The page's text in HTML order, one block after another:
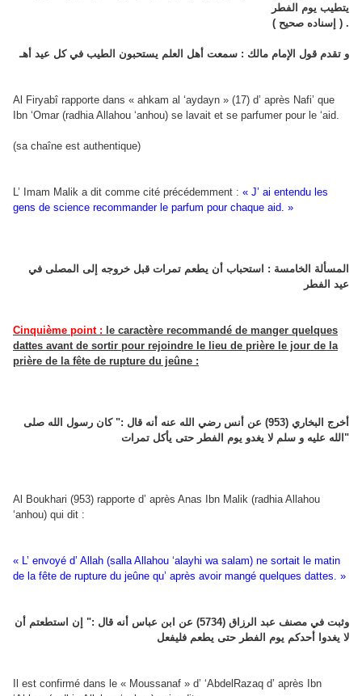
يتطيب يوم الفطر
( إسناده صحيح ) .
و تقدم قول الإمام مالك : سمعت أهل العلم يستحبون الطيب في كل عيد أهـ
Al Firyabî rapporte dans « ahkam al ‘aydayn » (17) d’ après Nafi’ que
Ibn ‘Omar (radhia Allahou ‘anhou) se lavait et se parfumer pour le ‘aid.
(sa chaîne est authentique)
L’ Imam Malik a dit comme cité précédemment : « J’ ai entendu les
gens de science recommander le parfum pour chaque aid. »
المسألة الخامسة : استحباب أن يطعم تمرات قبل خروجه إلى المصلى في
عيد الفطر
Cinquième point : le caractère recommandé de manger quelques
dattes avant de sortir pour rejoindre le lieu de prière le jour de la
prière de la fête de rupture du jeûne :
أخرج البخاري (953) عن أنس رضي الله عنه أنه قال :" كان رسول الله صلى
الله عليه و سلم لا يغدو يوم الفطر حتى يأكل تمرات"
Al Boukhari (953) rapporte d’ après Anas Ibn Malik (radhia Allahou
‘anhou) qui dit :
« L’ envoyé d’ Allah (salla Allahou ‘alayhi wa salam) ne sortait le matin
de la fête de rupture du jeûne qu’ après avoir mangé quelques dattes. »
وثبت في مصنف عبد الرزاق (5734) عن ابن عباس أنه قال :" إن استطعتم أن
لا يغدوا أحدكم يوم الفطر حتى يطعم فليفعل
Il est confirmé dans le « Moussanaf » d’ ‘AbdelRazaq d’ après Ibn